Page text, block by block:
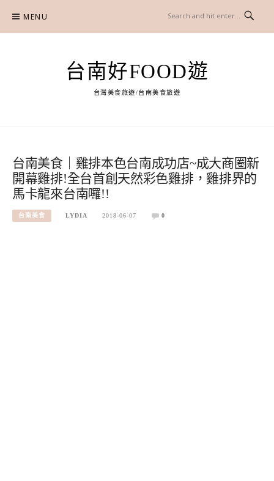
content
MENU
台南好FOOD遊
台灣美食旅遊/台南美食旅遊
台南美食｜雞排本色台南成功店~成大商圈新
開幕雞排!全台首創天然彩色雞排，雞排界的
馬卡龍來台南囉!!
台南美食 LYDIA 2018-06-07 0